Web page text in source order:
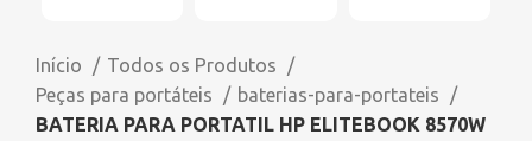
Início
Todos os Produtos
Peças para portáteis
baterias-para-portateis
BATERIA PARA PORTATIL HP ELITEBOOK 8570W